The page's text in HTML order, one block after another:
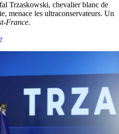
Trzaskowski, chevalier blanc de
menace les ultraconservateurs. Un
France.